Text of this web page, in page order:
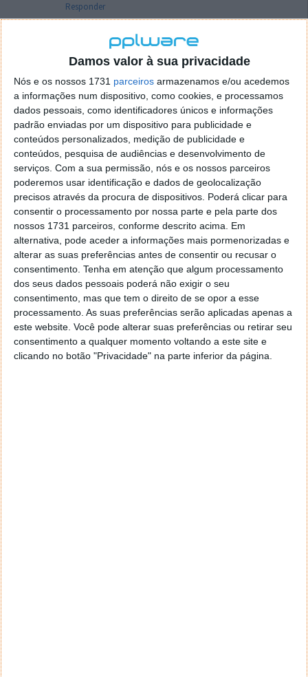
Damos valor à sua privacidade
Nós e os nossos 1731 parceiros armazenamos e/ou acedemos
a informações num dispositivo, como cookies, e processamos
dados pessoais, como identificadores únicos e informações
padrão enviadas por um dispositivo para publicidade e
conteúdos personalizados, medição de publicidade e
conteúdos, pesquisa de audiências e desenvolvimento de
serviços. Com a sua permissão, nós e os nossos parceiros
poderemos usar identificação e dados de geolocalização
precisos através da procura de dispositivos. Poderá clicar para
consentir o processamento por nossa parte e pela parte dos
nossos 1731 parceiros, conforme descrito acima. Em
alternativa, pode aceder a informações mais pormenorizadas e
alterar as suas preferências antes de consentir ou recusar o
consentimento. Tenha em atenção que algum processamento
dos seus dados pessoais poderá não exigir o seu
consentimento, mas que tem o direito de se opor a esse
processamento. As suas preferências serão aplicadas apenas a
este website. Você pode alterar suas preferências ou retirar seu
consentimento a qualquer momento voltando a este site e
clicando no botão "Privacidade" na parte inferior da página.
Responder
7 de Novembro de 2005 às 02:26
Boas outra vez. Desculpa tar te a chatear mas na
localizaçao referida n se encontra la nada k me permita por
o firefox como browser predefenido
Ja percorri o painel
de control tudo e nada. Tou a comecar a desesperar, ate ja
tentei apagar o explorer na tentativa de forçar o uso do
firefox mas em vao. Kaso te lembres de outra dica fico
agradecido, caso contrario obrigado a mesma
Responder
Vítor M.
7 de Novembro de 2005 às 01:39
Desculpa mas o link funciona. Seja como for segue por mail
o MSn Messenger 8.
Responder
Vítor M.
7 de Novembro de 2005 às 11:21
@Rui
Tens de encontrar o que te falei. Faz da seguinte maneira,
janela iniciar e no topo dessa janela com o botão direito do
rato faz propriedades. Depois no separador Menu ‘Iniciar’
clica no botão ‘Personalizar’ aí encontrarás no separador